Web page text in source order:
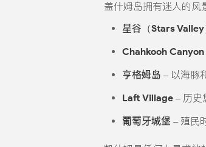
盖什姆岛拥有迷人的风
星谷（Stars Valley
Chahkooh Canyon
亨格姆岛 – 以海豚
Laft Village – 历史
葡萄牙城堡 – 殖民